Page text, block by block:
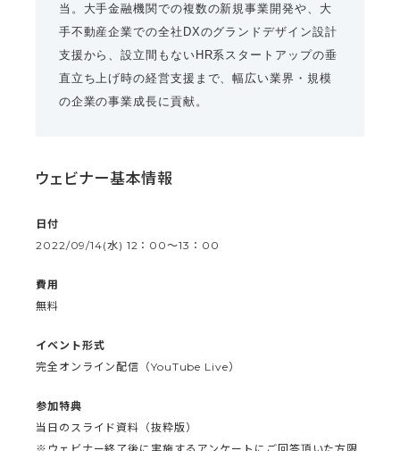
当。大手金融機関での複数の新規事業開発や、大
手不動産企業での全社DXのグランドデザイン設計
支援から、設立間もないHR系スタートアップの垂
直立ち上げ時の経営支援まで、幅広い業界・規模
の企業の事業成長に貢献。
ウェビナー基本情報
日付
2022/09/14(水) 12：00〜13：00
費用
無料
イベント形式
完全オンライン配信（YouTube Live）
参加特典
当日のスライド資料（抜粋版）